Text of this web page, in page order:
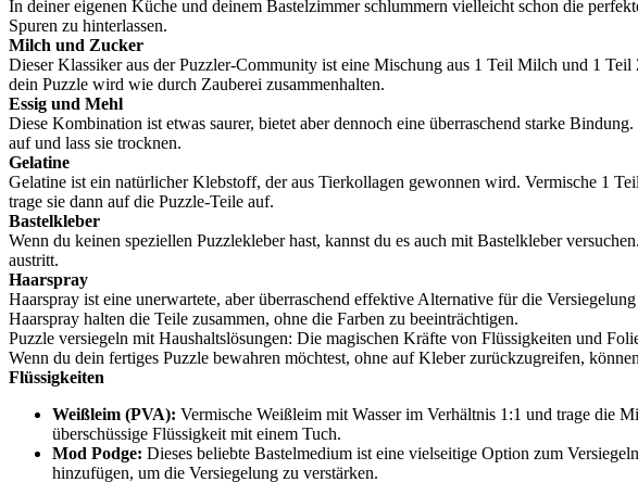
In deiner eigenen Küche und deinem Bastelzimmer schlummern vielleicht schon die
Spuren zu hinterlassen.
Milch und Zucker
Dieser Klassiker aus der Puzzler-Community ist eine Mischung aus 1 Teil Milch und 1
dein Puzzle wird wie durch Zauberei zusammenhalten.
Essig und Mehl
Diese Kombination ist etwas saurer, bietet aber dennoch eine überraschend starke
auf und lass sie trocknen.
Gelatine
Gelatine ist ein natürlicher Klebstoff, der aus Tierkollagen gewonnen wird. Vermische 1
trage sie dann auf die Puzzle-Teile auf.
Bastelkleber
Wenn du keinen speziellen Puzzlekleber hast, kannst du es auch mit Bastelkleber
austritt.
Haarspray
Haarspray ist eine unerwartete, aber überraschend effektive Alternative für die
Haarspray halten die Teile zusammen, ohne die Farben zu beeinträchtigen.
Puzzle versiegeln mit Haushaltslösungen: Die magischen Kräfte von Flüssigkeiten und
Wenn du dein fertiges Puzzle bewahren möchtest, ohne auf Kleber zurückzugreifen,
Flüssigkeiten
Weißleim (PVA): Vermische Weißleim mit Wasser im Verhältnis 1:1 und trage die
überschüssige Flüssigkeit mit einem Tuch.
Mod Podge: Dieses beliebte Bastelmedium ist eine vielseitige Option zum
hinzufügen, um die Versiegelung zu verstärken.